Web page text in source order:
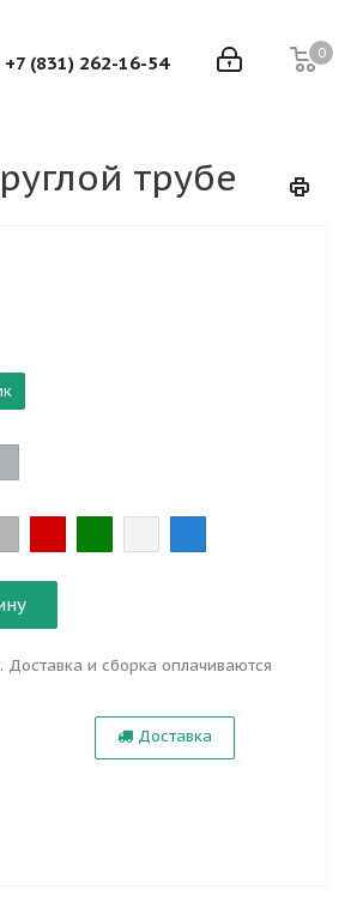
0
+7 (831) 262-16-54
трубе
и сборка оплачиваются
Доставка